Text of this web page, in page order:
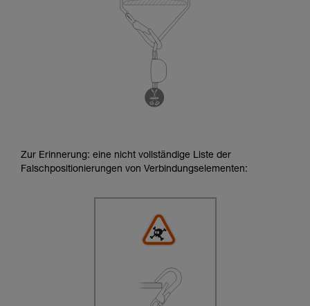
Zur Erinnerung: eine nicht vollständige Liste der
Falschpositionierungen von Verbindungselementen: